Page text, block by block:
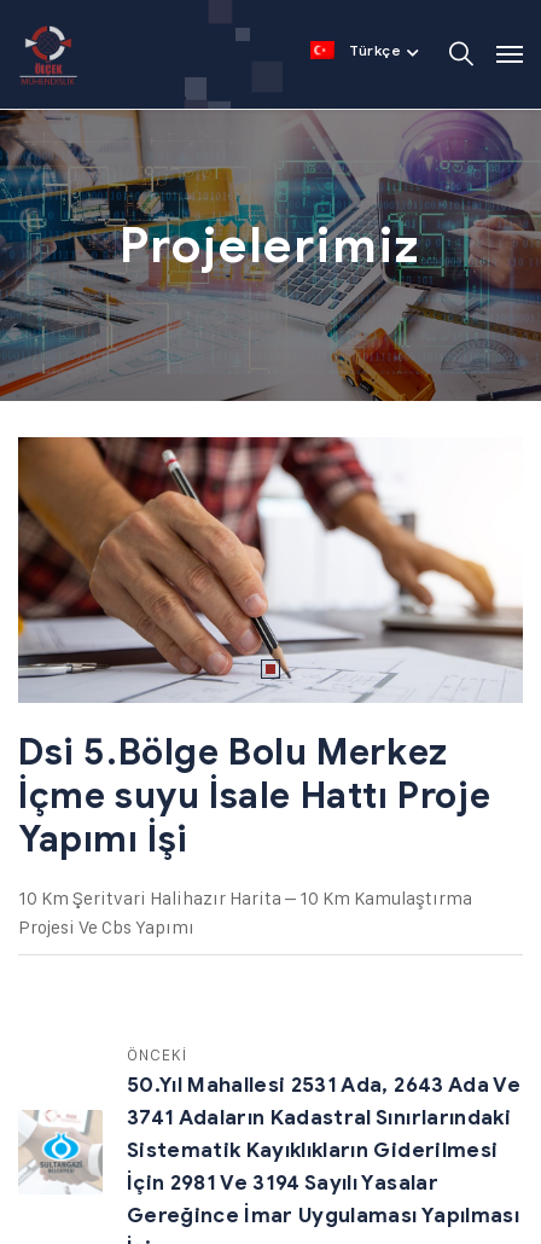
Türkçe
Projelerimiz
Dsi 5.Bölge Bolu Merkez
İçme suyu İsale Hattı Proje
Yapımı İşi
10 Km Şeritvari Halihazır Harita – 10 Km Kamulaştırma
Projesi Ve Cbs Yapımı
ÖNCEKİ
50.Yıl Mahallesi 2531 Ada, 2643 Ada Ve
3741 Adaların Kadastral Sınırlarındaki
Sistematik Kayıklıkların Giderilmesi
İçin 2981 Ve 3194 Sayılı Yasalar
Gereğince İmar Uygulaması Yapılması